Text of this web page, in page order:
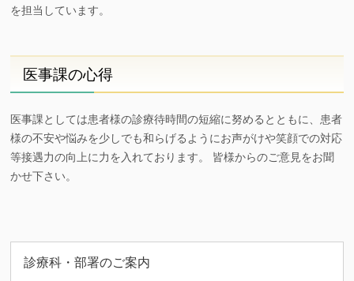
を担当しています。
医事課の心得
医事課としては患者様の診療待時間の短縮に努めるとともに、患者
様の不安や悩みを少しでも和らげるようにお声がけや笑顔での対応
等接遇力の向上に力を入れております。 皆様からのご意見をお聞
かせ下さい。
診療科・部署のご案内